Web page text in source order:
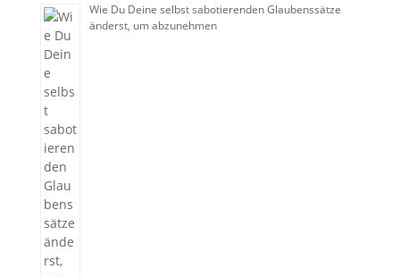
Wie Du Deine selbst sabotierenden Glaubenssätze
änderst, um abzunehmen